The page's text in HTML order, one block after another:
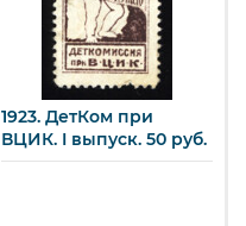
1923. ДетКом при
ВЦИК. I выпуск. 50 руб.